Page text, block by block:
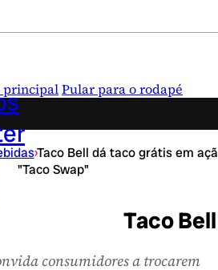
principalPular para o rodapé
›Taco Bell dá taco grátis em
"Taco Swap"
Taco
consumidores a trocarem